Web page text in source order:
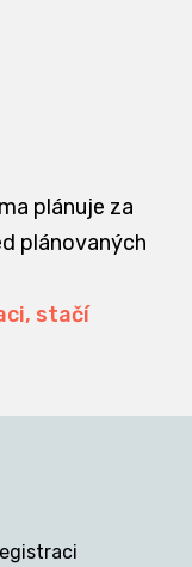
plánuje za
plánovaných
stačí